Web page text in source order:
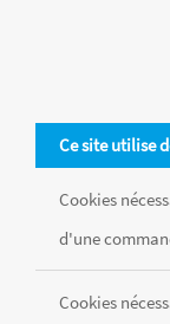
Ce site utilise
Cookies
d'une
Cookies
Tous les produits